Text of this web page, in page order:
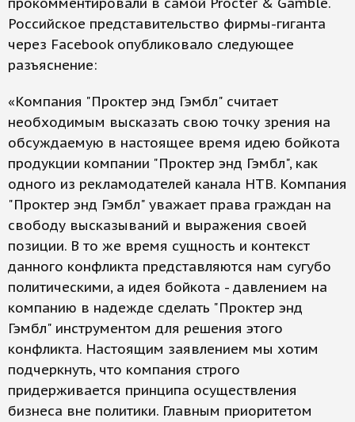
Российское представительство фирмы-гиганта
через Facebook опубликовало следующее
разъяснение:
«Компания "Проктер энд Гэмбл" считает
необходимым высказать свою точку зрения на
обсуждаемую в настоящее время идею бойкота
продукции компании "Проктер энд Гэмбл", как
одного из рекламодателей канала НТВ. Компания
"Проктер энд Гэмбл" уважает права граждан на
свободу высказываний и выражения своей
позиции. В то же время сущность и контекст
данного конфликта представляются нам сугубо
политическими, а идея бойкота - давлением на
компанию в надежде сделать "Проктер энд
Гэмбл" инструментом для решения этого
конфликта. Настоящим заявлением мы хотим
подчеркнуть, что компания строго
придерживается принципа осуществления
бизнеса вне политики. Главным приоритетом